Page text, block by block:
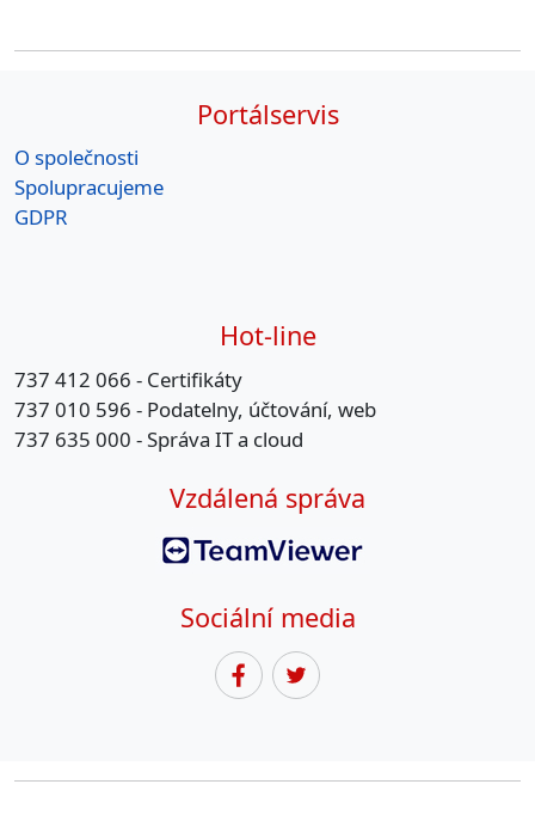
Portálservis
O společnosti
Spolupracujeme
GDPR
Hot-line
737 412 066 - Certifikáty
737 010 596 - Podatelny, účtování, web
737 635 000 - Správa IT a cloud
Vzdálená správa
Sociální media